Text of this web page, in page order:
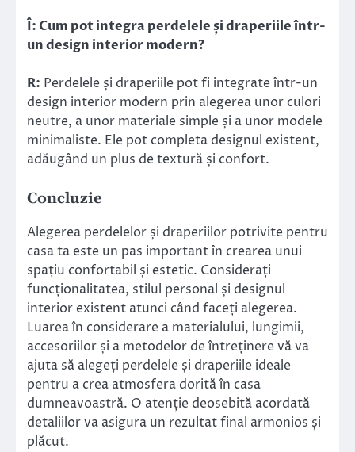
Î: Cum pot integra perdelele și draperiile într-
un design interior modern?
R: Perdelele și draperiile pot fi integrate într-un
design interior modern prin alegerea unor culori
neutre, a unor materiale simple și a unor modele
minimaliste. Ele pot completa designul existent,
adăugând un plus de textură și confort.
Concluzie
Alegerea perdelelor și draperiilor potrivite pentru
casa ta este un pas important în crearea unui
spațiu confortabil și estetic. Considerați
funcționalitatea, stilul personal și designul
interior existent atunci când faceți alegerea.
Luarea în considerare a materialului, lungimii,
accesoriilor și a metodelor de întreținere vă va
ajuta să alegeți perdelele și draperiile ideale
pentru a crea atmosfera dorită în casa
dumneavoastră. O atenție deosebită acordată
detaliilor va asigura un rezultat final armonios și
plăcut.